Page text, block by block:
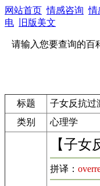
网站首页 情感咨询 情
电
旧版美文
请输入您要查询的百
标题
子女反抗过
类别
心理学
【子女
拼译：